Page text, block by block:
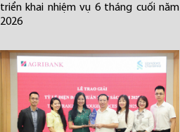
triển khai nhiệm vụ 6 tháng cuối năm
2026